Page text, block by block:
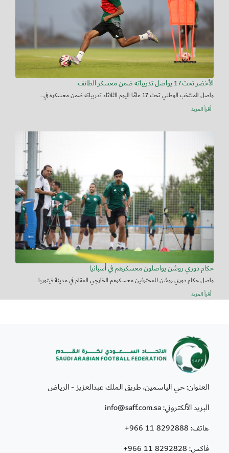
الأخضر تحت17 يواصل تدريباته ضمن معسكر الطائف
واصل المنتخب الوطني تحت 17 عامًا اليوم الثلاثاء تدريباته ضمن معسكره في...
أقرأ المزيد
حكام دوري روشن يواصلون معسكرهم في أسبانيا
واصل حكام دوري روشن للمحترفين معسكرهم الخارجي المقام في مدينة فيتوريا ...
أقرأ المزيد
العنوان: حي الياسمين، طريق الملك عبدالعزيز - الرياض
البريد الألكتروني: info@saff.com.sa
هاتف:+966 11 8292888
فاكس:+966 11 8292828